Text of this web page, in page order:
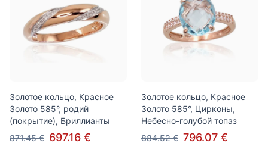
Золотое кольцо, Красное
Золото 585°, родий
(покрытие), Бриллианты
871.45 € 697.16 €
Золотое кольцо, Красное
Золото 585°, Цирконы,
Небесно-голубой топаз
884.52 € 796.07 €